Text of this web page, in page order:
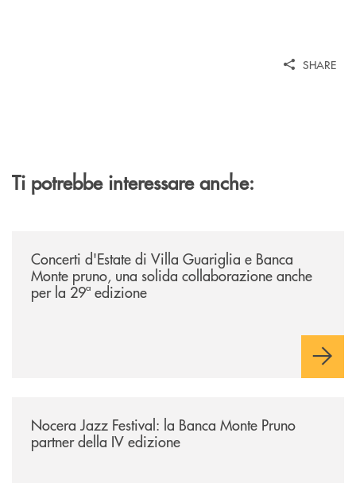
SHARE
Ti potrebbe interessare anche:
Concerti d'Estate di Villa Guariglia e Banca
Monte pruno, una solida collaborazione anche
per la 29ª edizione
Nocera Jazz Festival: la Banca Monte Pruno
partner della IV edizione